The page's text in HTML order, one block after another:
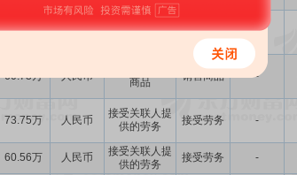
123.54万 人民币
向关联人销售
销售商品 -
60.73万 人民币
商品
销售商品 -
73.75万 人民币
接受关联人提
供的劳务
接受劳务 -
60.56万 人民币
接受关联人提
供的劳务
接受劳务 -